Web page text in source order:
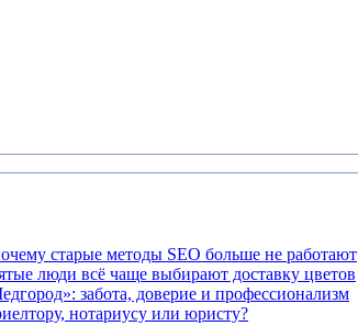
старые методы SEO больше не работают
люди всё чаще выбирают доставку цветов
забота, доверие и профессионализм
нотариусу или юристу?